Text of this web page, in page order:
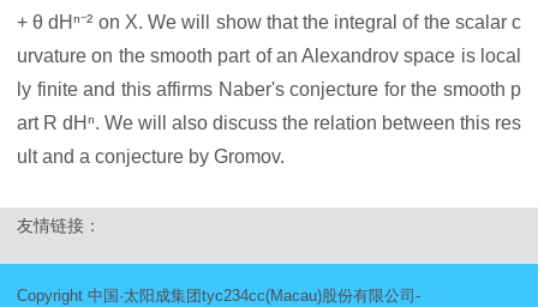
+ θ dHⁿ⁻² on X. We will show that the integral of the scalar c
urvature on the smooth part of an Alexandrov space is local
ly finite and this affirms Naber's conjecture for the smooth p
art R dHⁿ. We will also discuss the relation between this res
ult and a conjecture by Gromov.
友情链接：
Copyright 中国·太阳成集团tyc234cc(Macau)股份有限公司-